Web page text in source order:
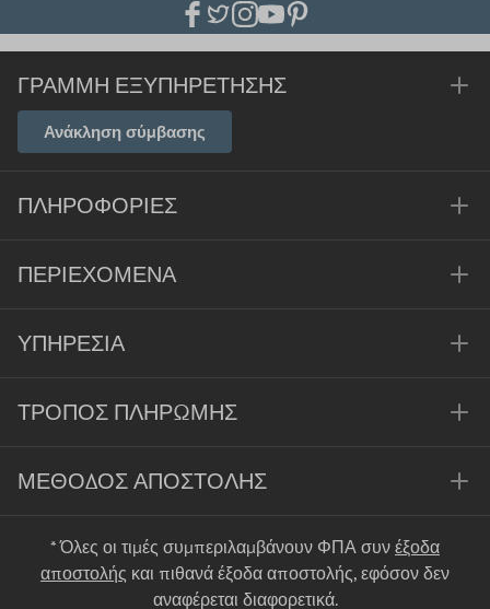
ΓΡΑΜΜΉ ΕΞΥΠΗΡΈΤΗΣΗΣ
Ανάκληση σύμβασης
ΠΛΗΡΟΦΟΡΊΕΣ
ΠΕΡΙΕΧΌΜΕΝΑ
ΥΠΗΡΕΣΊΑ
ΤΡΌΠΟΣ ΠΛΗΡΩΜΉΣ
ΜΈΘΟΔΟΣ ΑΠΟΣΤΟΛΉΣ
* Όλες οι τιμές συμπεριλαμβάνουν ΦΠΑ συν έξοδα
αποστολής και πιθανά έξοδα αποστολής, εφόσον δεν
αναφέρεται διαφορετικά.